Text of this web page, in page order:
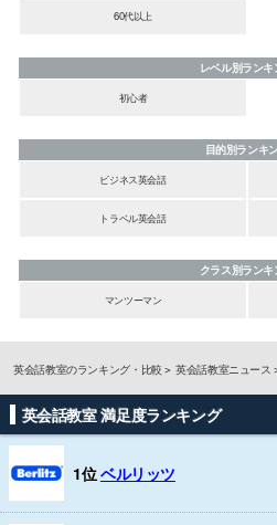
60代以上
レベル別ランキ
初心者
目的別ランキ
ビジネス英会話
トラベル英会話
クラス別ランキ
マンツーマン
英会話教室のランキング・比較 英会話教室ニュース
英会話教室 満足度ランキング
1位ベルリッツ